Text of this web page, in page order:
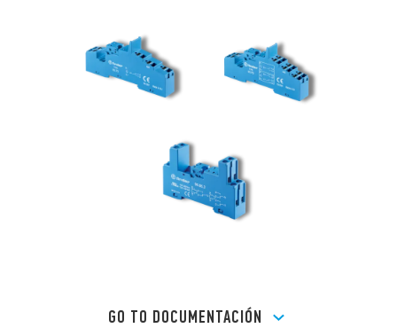
GO TO DOCUMENTACIÓN